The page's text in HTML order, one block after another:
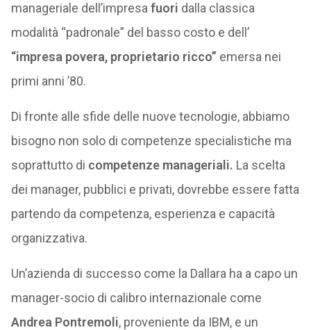
manageriale dell’impresa fuori dalla classica
modalità “padronale” del basso costo e dell’
“impresa povera, proprietario ricco” emersa nei
primi anni ’80.
Di fronte alle sfide delle nuove tecnologie, abbiamo
bisogno non solo di competenze specialistiche ma
soprattutto di competenze manageriali. La scelta
dei manager, pubblici e privati, dovrebbe essere fatta
partendo da competenza, esperienza e capacità
organizzativa.
Un’azienda di successo come la Dallara ha a capo un
manager-socio di calibro internazionale come
Andrea Pontremoli, proveniente da IBM, e un